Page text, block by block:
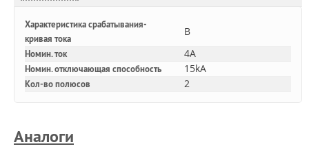
Характеристика срабатывания-
кривая тока
B
Номин. ток 4A
Номин. отключающая способность 15kA
Кол-во полюсов 2
Аналоги